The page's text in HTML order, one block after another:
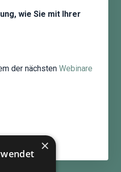
wie Sie mit Ihrer
der nächsten Webinare
×